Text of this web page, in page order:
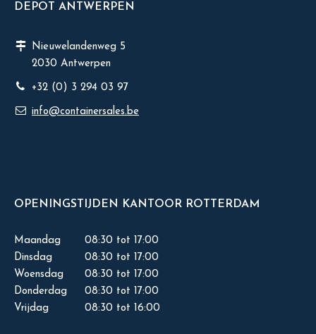
DEPOT ANTWERPEN
Nieuwelandenweg 5
2030 Antwerpen
+32 (0) 3 294 03 97
info@containersales.be
OPENINGSTIJDEN KANTOOR ROTTERDAM
Maandag
08:30 tot 17:00
Dinsdag
08:30 tot 17:00
Woensdag
08:30 tot 17:00
Donderdag
08:30 tot 17:00
Vrijdag
08:30 tot 16:00